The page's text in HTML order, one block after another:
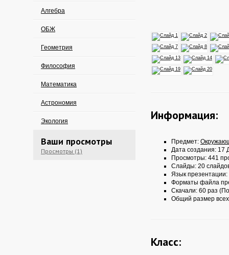
Алгебра
ОБЖ
Геометрия
Философия
Математика
Астрономия
Экология
Ваши просмотры
Просмотры (1)
Информация:
Предмет:
Дата создания: 17
Просмотры: 441
Слайды: 20
Язык презентации:
Форматы файла
Скачали: 60 раз
Общий размер
Класс: